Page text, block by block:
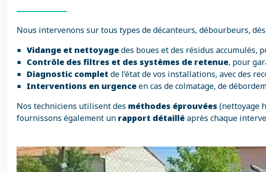
Nous intervenons sur tous types de décanteurs, débourbeurs,
Vidange et nettoyagedes boues et des résidus accumulés,
Contrôle des filtres et des systèmes de retenue, pour
Diagnostic complet de l’état de vos installations, avec des
Interventions en urgenceen cas de colmatage, de
Nos techniciens utilisent des méthodes éprouvées (nettoyage
fournissons également un rapport détailléaprès chaque